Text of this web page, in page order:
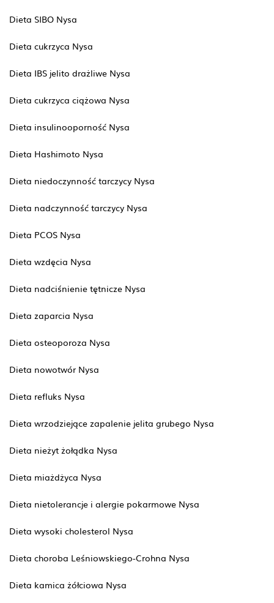
Dieta SIBO Nysa
Dieta cukrzyca Nysa
Dieta IBS jelito drażliwe Nysa
Dieta cukrzyca ciążowa Nysa
Dieta insulinooporność Nysa
Dieta Hashimoto Nysa
Dieta niedoczynność tarczycy Nysa
Dieta nadczynność tarczycy Nysa
Dieta PCOS Nysa
Dieta wzdęcia Nysa
Dieta nadciśnienie tętnicze Nysa
Dieta zaparcia Nysa
Dieta osteoporoza Nysa
Dieta nowotwór Nysa
Dieta refluks Nysa
Dieta wrzodziejące zapalenie jelita grubego Nysa
Dieta nieżyt żołądka Nysa
Dieta miażdżyca Nysa
Dieta nietolerancje i alergie pokarmowe Nysa
Dieta wysoki cholesterol Nysa
Dieta choroba Leśniowskiego-Crohna Nysa
Dieta kamica żółciowa Nysa